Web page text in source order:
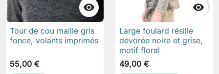

Tour de cou maille gris
foncé, volants imprimés
55,00 €

Large foulard résille
dévorée noire et grise,
motif floral
49,00 €